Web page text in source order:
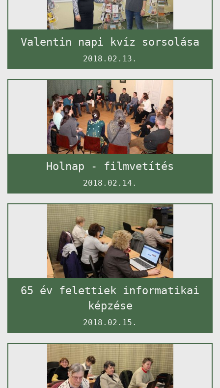
Valentin napi kvíz sorsolása
2018.02.13.
Holnap - filmvetítés
2018.02.14.
65 év felettiek informatikai
képzése
2018.02.15.